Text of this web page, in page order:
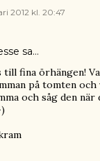
2012 kl. 20:47
sa…
fina örhängen!
på tomten
och såg den